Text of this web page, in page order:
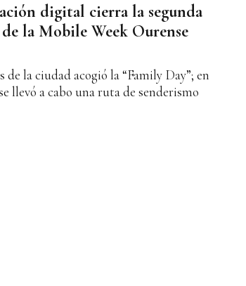
digital cierra la segunda
la Mobile Week Ourense
de la ciudad acogió la “Family Day”; en
llevó a cabo una ruta de senderismo